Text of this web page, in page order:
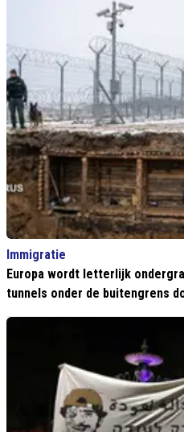
Immigratie
Europa wordt letterlijk
tunnels onder de buitengrens